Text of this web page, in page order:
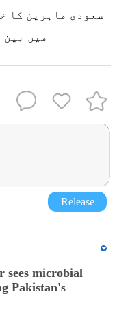
سعودی ماہرین کا
میں بین
Release
sees microbial
Pakistan's